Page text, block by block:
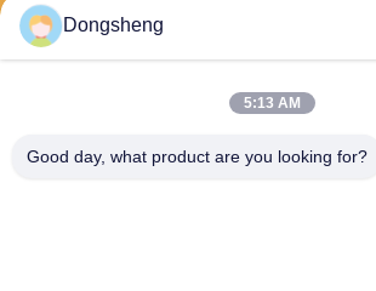
Dongsheng
5:13 AM
Good day, what product are you looking for?